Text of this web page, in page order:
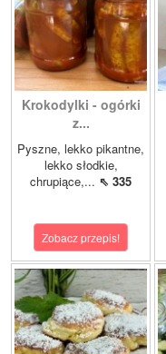
Krokodylki - ogórki
z...
Pyszne, lekko pikantne,
lekko słodkie,
chrupiące,... ⇖ 335
Zobacz przepis!